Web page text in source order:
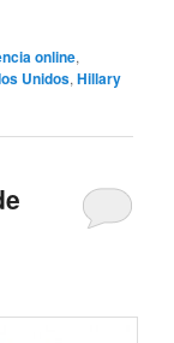
online,
Unidos,Hillary